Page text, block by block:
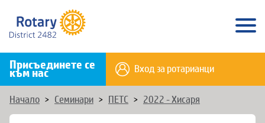
Присъединете се
към нас Вход за ротарианци
Начало > Семинари > ПЕТС > 2022 - Хисаря